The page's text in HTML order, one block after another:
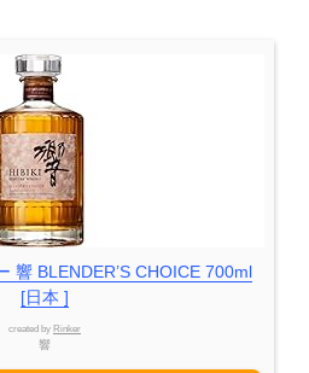
響 BLENDER’S CHOICE 700ml
[日本 ]
created by Rinker
響